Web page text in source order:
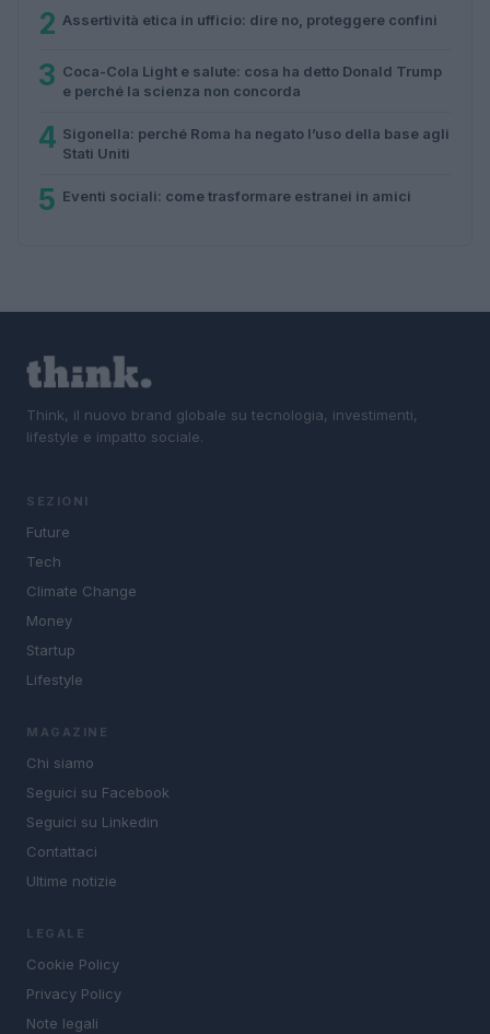
2 Assertività etica in ufficio: dire no, proteggere confini
3 Coca-Cola Light e salute: cosa ha detto Donald Trump
e perché la scienza non concorda
4 Sigonella: perché Roma ha negato l’uso della base agli
Stati Uniti
5 Eventi sociali: come trasformare estranei in amici
Think, il nuovo brand globale su tecnologia, investimenti,
lifestyle e impatto sociale.
SEZIONI
Future
Tech
Climate Change
Money
Startup
Lifestyle
MAGAZINE
Chi siamo
Seguici su Facebook
Seguici su Linkedin
Contattaci
Ultime notizie
LEGALE
Cookie Policy
Privacy Policy
Note legali